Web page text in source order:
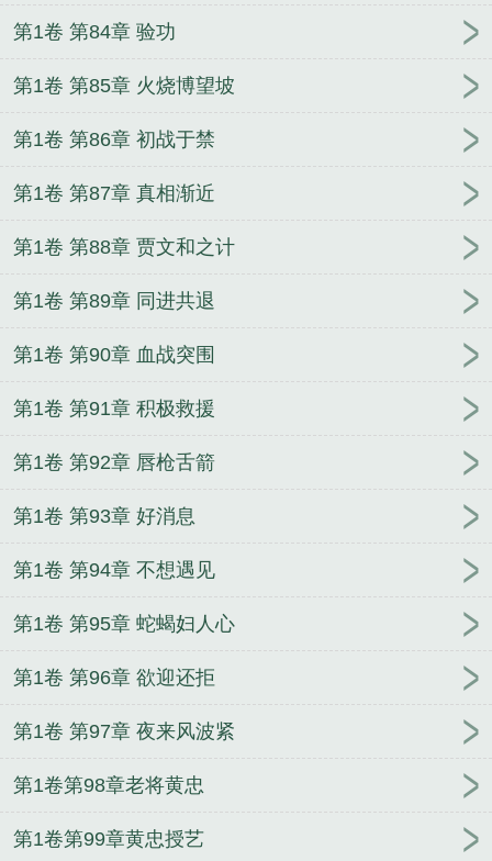
第1卷 第84章 验功
第1卷 第85章 火烧博望坡
第1卷 第86章 初战于禁
第1卷 第87章 真相渐近
第1卷 第88章 贾文和之计
第1卷 第89章 同进共退
第1卷 第90章 血战突围
第1卷 第91章 积极救援
第1卷 第92章 唇枪舌箭
第1卷 第93章 好消息
第1卷 第94章 不想遇见
第1卷 第95章 蛇蝎妇人心
第1卷 第96章 欲迎还拒
第1卷 第97章 夜来风波紧
第1卷第98章老将黄忠
第1卷第99章黄忠授艺